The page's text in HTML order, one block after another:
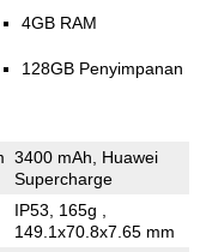
4GB RAM
128GB Penyimpanan
3400 mAh, Huawei
Supercharge
IP53, 165g
149.1x70.8x7.65 mm